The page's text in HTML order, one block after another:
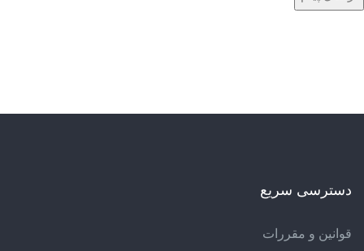
دسترسی سریع
قوانین و مقررات